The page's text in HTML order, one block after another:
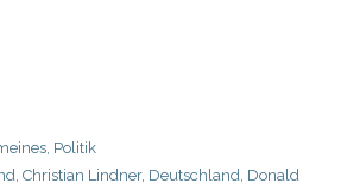
, Politik
, Christian Lindner, Deutschland, Donald